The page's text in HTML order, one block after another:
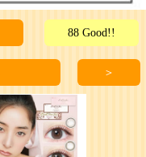
88 Good!!
＞